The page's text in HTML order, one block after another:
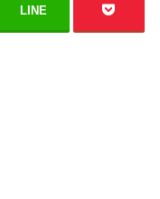
LINE